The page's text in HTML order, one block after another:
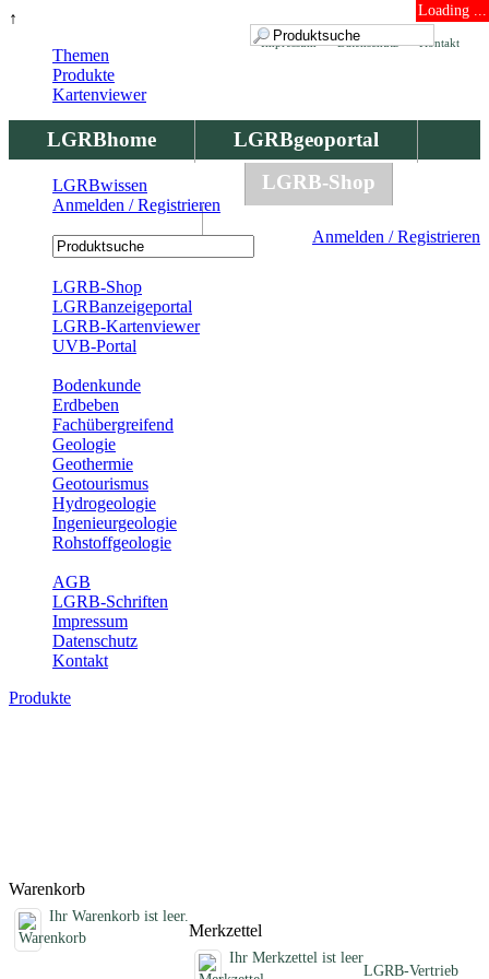
↑ Loading ...
Kontakt
Datenschutz
Impressum
LGRBhome
LGRBgeoportal
LGRBbohrungen
LGRB-Shop
Anmelden / Registrieren
Themen
Produkte
Kartenviewer
LGRBwissen
Anmelden / Registrieren
LGRB-Shop
LGRBanzeigeportal
LGRB-Kartenviewer
UVB-Portal
Bodenkunde
Erdbeben
Fachübergreifend
Geologie
Geothermie
Geotourismus
Hydrogeologie
Ingenieurgeologie
Rohstoffgeologie
AGB
LGRB-Schriften
Impressum
Datenschutz
Kontakt
Produkte
Warenkorb
Ihr Warenkorb ist leer.
Merkzettel
Ihr Merkzettel ist leer
LGRB-Vertrieb